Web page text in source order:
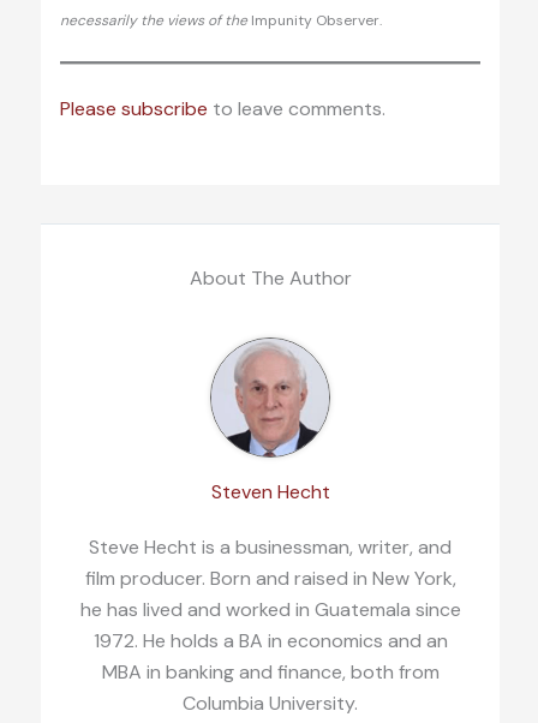
necessarily the views of the Impunity Observer.
Please subscribe to leave comments.
About The Author
Steven Hecht
Steve Hecht is a businessman, writer, and
film producer. Born and raised in New York,
he has lived and worked in Guatemala since
1972. He holds a BA in economics and an
MBA in banking and finance, both from
Columbia University.